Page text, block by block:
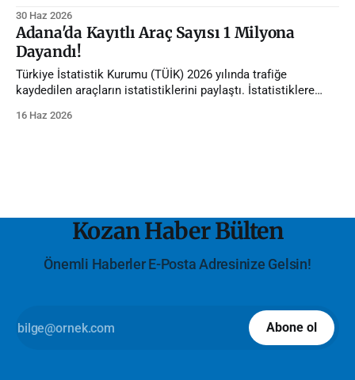
30 Haz 2026
Adana'da Kayıtlı Araç Sayısı 1 Milyona
Dayandı!
Türkiye İstatistik Kurumu (TÜİK) 2026 yılında trafiğe
kaydedilen araçların istatistiklerini paylaştı. İstatistiklere
16 Haz 2026
Kozan Haber Bülten
Önemli Haberler E-Posta Adresinize Gelsin!
Abone ol